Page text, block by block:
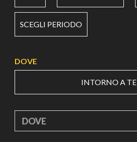
SCEGLI PERIODO
DOVE
INTORNO A TE
DOVE